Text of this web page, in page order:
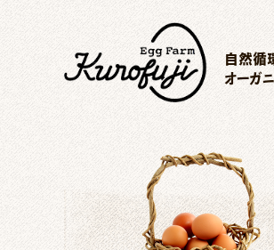
自然循
オーガ